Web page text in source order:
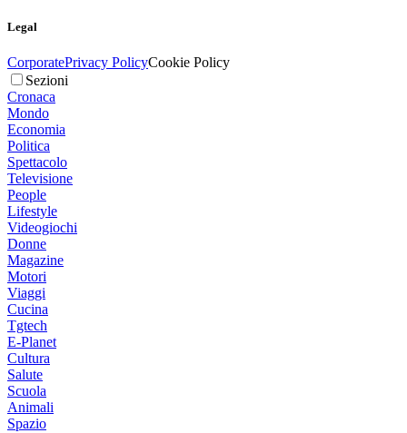
Legal
CorporatePrivacy PolicyCookie Policy
Sezioni
Cronaca
Mondo
Economia
Politica
Spettacolo
Televisione
People
Lifestyle
Videogiochi
Donne
Magazine
Motori
Viaggi
Cucina
Tgtech
E-Planet
Cultura
Salute
Scuola
Animali
Spazio